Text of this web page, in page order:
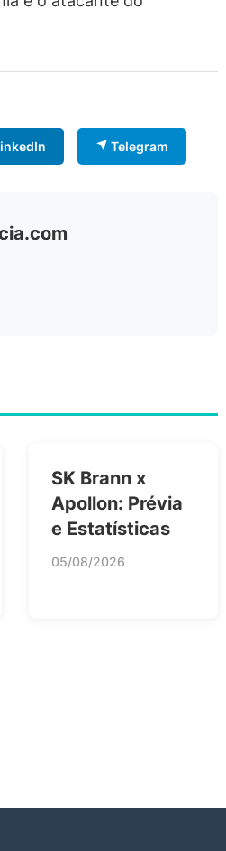
Telegram
SK Brann x
Apollon: Prévia
e Estatísticas
05/08/2026